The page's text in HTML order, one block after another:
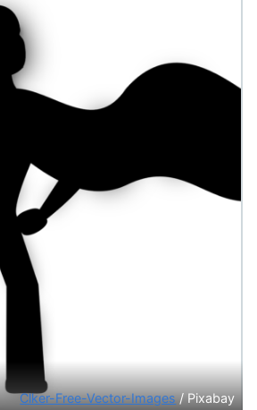
Clker-Free-Vector-Images/ Pixabay